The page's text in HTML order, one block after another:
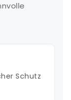
Schutz